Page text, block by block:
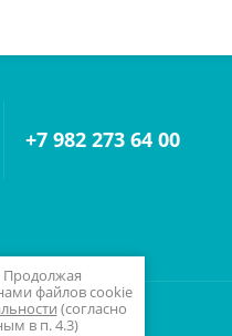
+7 982 273 64 00
Продолжая
файлов cookie
(согласно
в п. 4.3)